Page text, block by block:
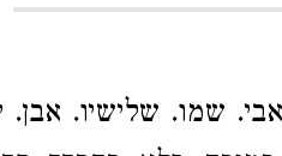
שמו. שלישיו. אבן.